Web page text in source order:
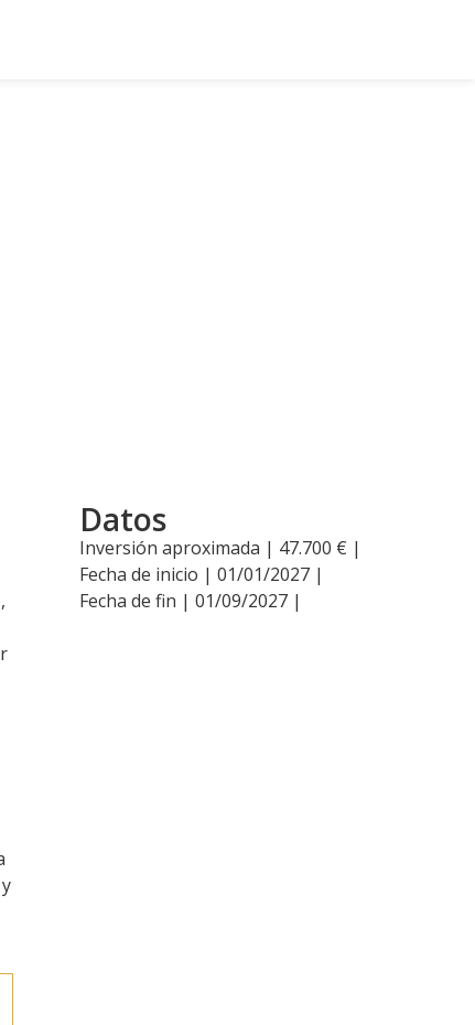
Datos
Inversión aproximada | 47.700 € |
Fecha de inicio | 01/01/2027 |
Fecha de fin | 01/09/2027 |